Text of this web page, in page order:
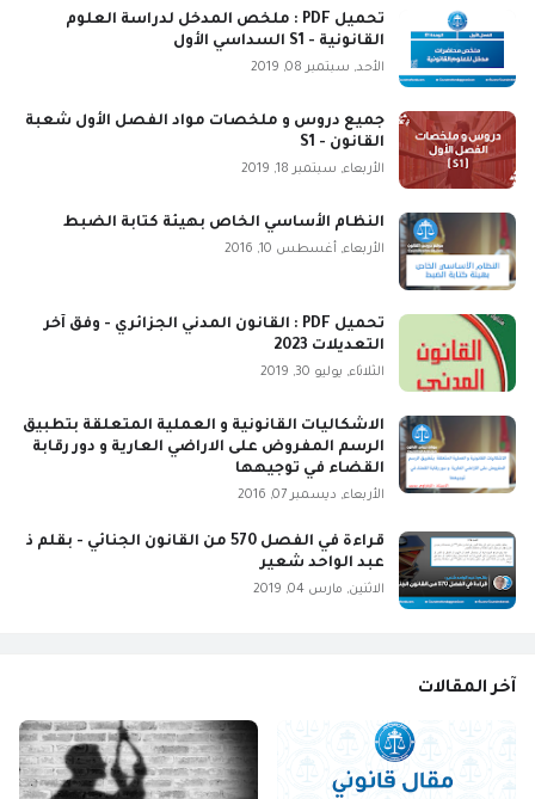
تحميل PDF : ملخص المدخل لدراسة العلوم
القانونية - S1 السداسي الأول
الأحد, سبتمبر 08, 2019
جميع دروس و ملخصات مواد الفصل الأول شعبة
القانون - S1
الأربعاء, سبتمبر 18, 2019
النظام الأساسي الخاص بهيئة كتابة الضبط
الأربعاء, أغسطس 10, 2016
تحميل PDF : القانون المدني الجزائري - وفق آخر
التعديلات 2023
الثلاثاء, يوليو 30, 2019
الاشكاليات القانونية و العملية المتعلقة بتطبيق
الرسم المفروض على الاراضي العارية و دور رقابة
القضاء في توجيهها
الأربعاء, ديسمبر 07, 2016
قراءة في الفصل 570 من القانون الجنائي - بقلم ذ
عبد الواحد شعير
الاثنين, مارس 04, 2019
آخر المقالات